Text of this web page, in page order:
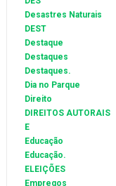
Desastres Naturais
DEST
Destaque
Destaques
Destaques.
Dia no Parque
Direito
DIREITOS AUTORAIS
E
Educação
Educação.
ELEIÇÕES
Empregos